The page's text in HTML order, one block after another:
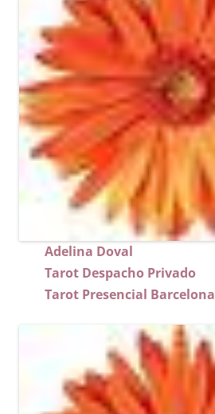
Adelina Doval
Tarot Despacho Privado
Tarot Presencial Barcelona